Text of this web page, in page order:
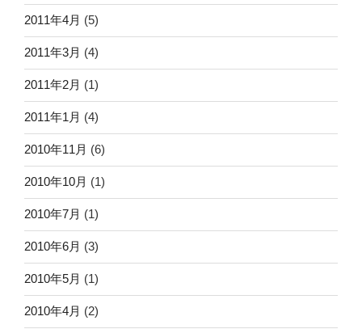
2011年4月 (5)
2011年3月 (4)
2011年2月 (1)
2011年1月 (4)
2010年11月 (6)
2010年10月 (1)
2010年7月 (1)
2010年6月 (3)
2010年5月 (1)
2010年4月 (2)